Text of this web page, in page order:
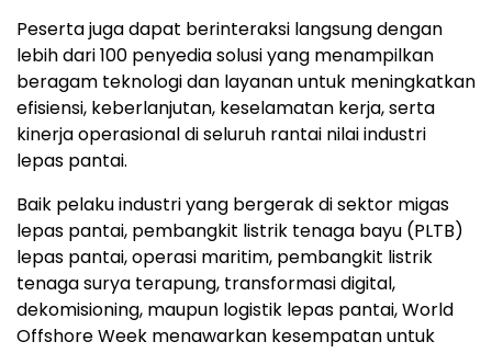
Peserta juga dapat berinteraksi langsung dengan
lebih dari 100 penyedia solusi yang menampilkan
beragam teknologi dan layanan untuk meningkatkan
efisiensi, keberlanjutan, keselamatan kerja, serta
kinerja operasional di seluruh rantai nilai industri
lepas pantai.
Baik pelaku industri yang bergerak di sektor migas
lepas pantai, pembangkit listrik tenaga bayu (PLTB)
lepas pantai, operasi maritim, pembangkit listrik
tenaga surya terapung, transformasi digital,
dekomisioning, maupun logistik lepas pantai, World
Offshore Week menawarkan kesempatan untuk